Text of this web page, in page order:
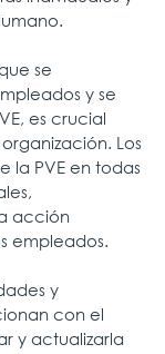
se
y se
es crucial
Los
la PVE en todas
acción
empleados.
y
con el
y actualizarla